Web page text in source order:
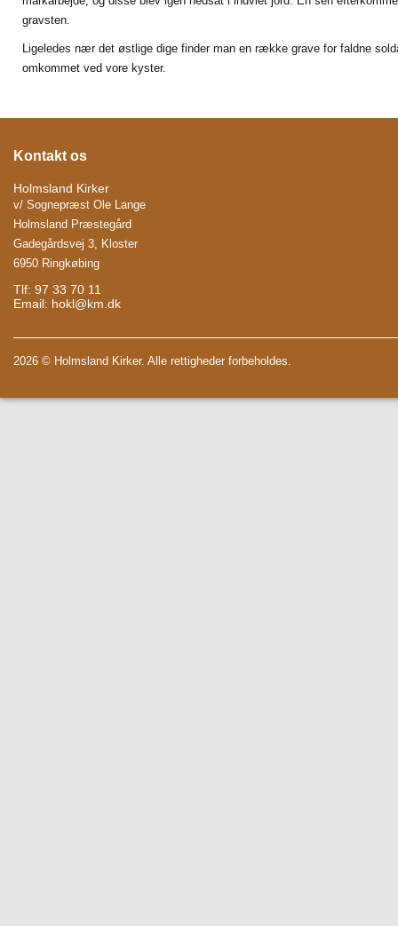
gravsten.
Ligeledes nær det østlige dige finder man en række grave for faldne
omkommet ved vore kyster.
Kontakt os
Holmsland Kirker
v/ Sognepræst Ole Lange
Holmsland Præstegård
Gadegårdsvej 3, Kloster
6950 Ringkøbing
Tlf: 97 33 70 11
Email: hokl@km.dk
2026 © Holmsland Kirker. Alle rettigheder forbeholdes.